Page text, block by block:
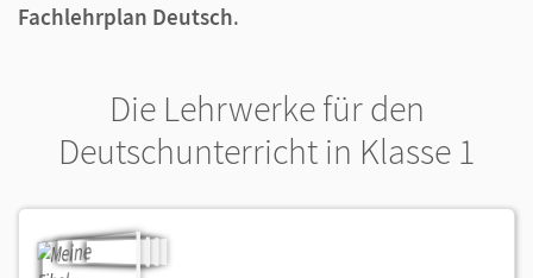
Fachlehrplan Deutsch.
Die Lehrwerke für den
Deutschunterricht in Klasse 1